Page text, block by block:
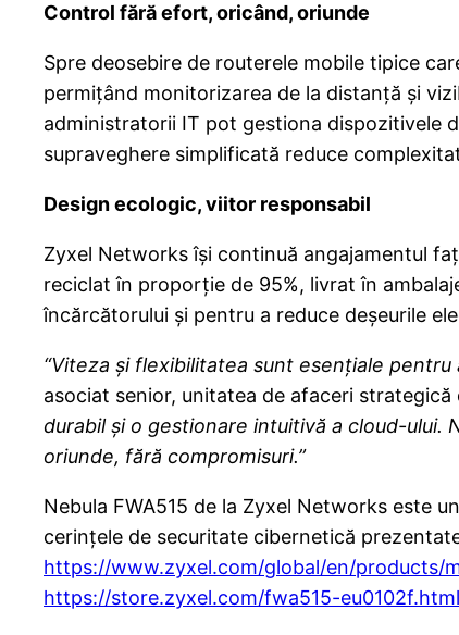
Control fără efort, oricând, oriunde
Spre deosebire de routerele mobile tipice
permițând monitorizarea de la distanță și
administratorii IT pot gestiona dispozitivele
supraveghere simplificată reduce
Design ecologic, viitor responsabil
Zyxel Networks își continuă angajamentul
reciclat în proporție de 95%, livrat în
încărcătorului și pentru a reduce deșeurile
“Viteza și flexibilitatea sunt esențiale
asociat senior, unitatea de afaceri
durabil și o gestionare intuitivă a cloud-ului.
oriunde, fără compromisuri.”
Nebula FWA515 de la Zyxel Networks este
cerințele de securitate cibernetică
https://www.zyxel.com/global/en/products/
https://store.zyxel.com/fwa515-eu0102f.html